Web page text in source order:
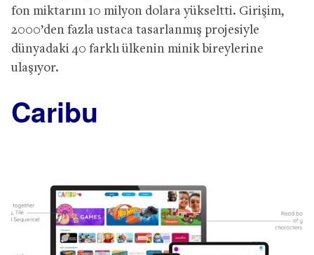
fon miktarını 10 milyon dolara yükseltti. Girişim,
2000’den fazla ustaca tasarlanmış projesiyle
dünyadaki 40 farklı ülkenin minik bireylerine
ulaşıyor.
Caribu